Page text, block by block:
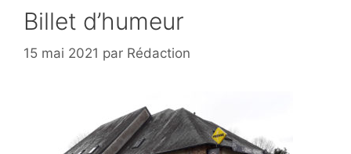
Billet d’humeur
15 mai 2021 par Rédaction